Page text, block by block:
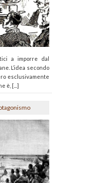
a imporre dal
L’idea secondo
esclusivamente
è, [...]